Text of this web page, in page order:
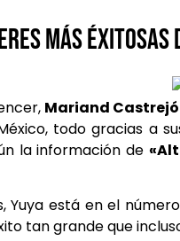
MÁS ÉXITOSAS
Mariand
todo gracias a
la información de
Yuya está en el
tan grande que